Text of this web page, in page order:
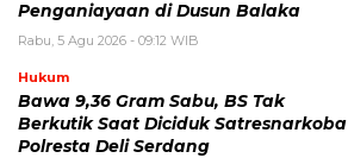
Penganiayaan di Dusun Balaka
Rabu, 5 Agu 2026 - 09:12 WIB
Hukum
Bawa 9,36 Gram Sabu, BS Tak
Berkutik Saat Diciduk Satresnarkoba
Polresta Deli Serdang